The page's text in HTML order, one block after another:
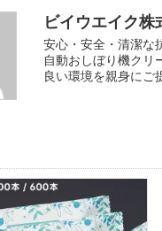
ビイウエイク株
安心・安全・清潔な
自動おしぼり機クリ
良い環境を親身にご